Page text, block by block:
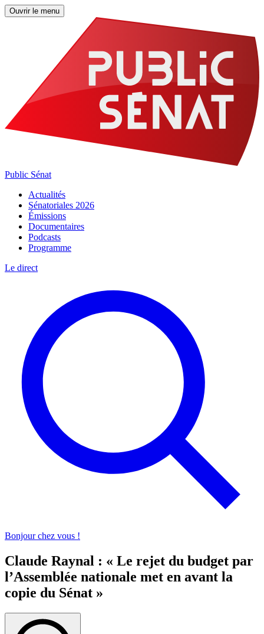
Ouvrir le menu
Public Sénat
Actualités
Sénatoriales 2026
Émissions
Documentaires
Podcasts
Programme
Le direct
Bonjour chez vous !
Claude Raynal : « Le rejet du budget par
l’Assemblée nationale met en avant la
copie du Sénat »